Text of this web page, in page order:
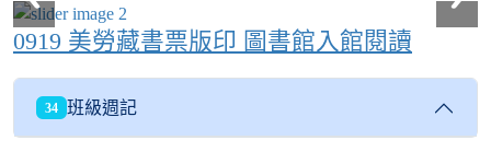
0919 美勞藏書票版印 圖書館入館閱讀
34 班級週記